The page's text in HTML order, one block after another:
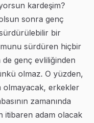
kardeşim?
sonra genç
bir
sürdüren hiçbir
genç evliliğinden
olmaz. O yüzden,
olmayacak, erkekler
zamanında
itibaren adam olacak